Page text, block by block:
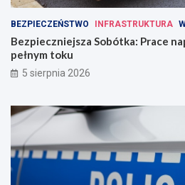
BEZPIECZEŃSTWO INFRASTRUKTURA
Bezpieczniejsza Sobótka: Prace
pełnym toku
5 sierpnia 2026